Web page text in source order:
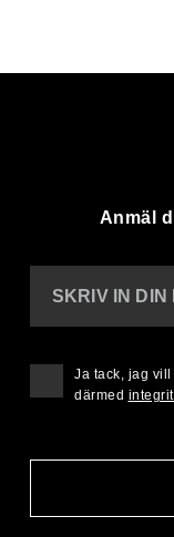
Anmäl
SKRIV IN DIN
Ja tack, jag vill
därmed